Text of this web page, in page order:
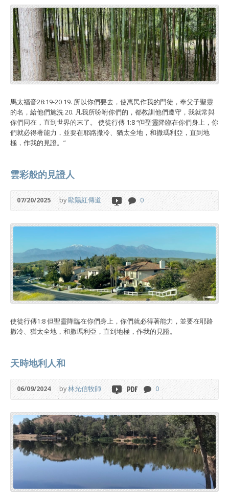
馬太福音28:19-20 19. 所以你們要去，使萬民作我的門徒，奉父子聖靈
的名，給他們施洗 20. 凡我所吩咐你們的，都教訓他們遵守，我就常與
你們同在，直到世界的末了。 使徒行傳 1:8 “但聖靈降臨在你們身上，你
們就必得著能力，並要在耶路撒冷、猶太全地，和撒瑪利亞，直到地
極，作我的見證。”
雲彩般的見證人
07/20/2025 by歐陽紅傳道 0
使徒行傳1:8 但聖靈降臨在你們身上，你們就必得著能力，並要在耶路
撒冷、猶太全地，和撒瑪利亞，直到地極，作我的見證。
天時地利人和
06/09/2024 by林光信牧師 0